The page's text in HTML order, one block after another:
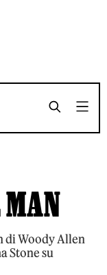
SHARE
SHARE
di Woody Allen
Stone su